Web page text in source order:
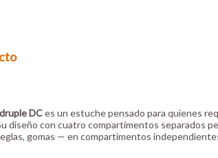
DCes un estuche pensado para quienes
diseño con cuatro compartimentos separados
gomas — en compartimentos